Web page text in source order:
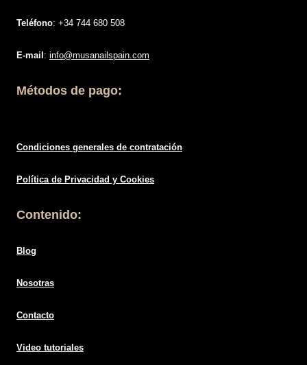
Teléfono: +34 744 680 508
E-mail : info@musanailspain.com
Métodos de pago:
Condiciones generales de contratación
Política de Privacidad y Cookies
Contenido:
Blog
Nosotras
Contacto
Video tutoriales